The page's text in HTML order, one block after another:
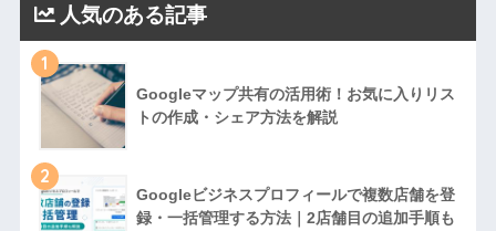
人気のある記事
1
Googleマップ共有の活用術！お気に入りリス
トの作成・シェア方法を解説
2
Googleビジネスプロフィールで複数店舗を登
録・一括管理する方法｜2店舗目の追加手順も